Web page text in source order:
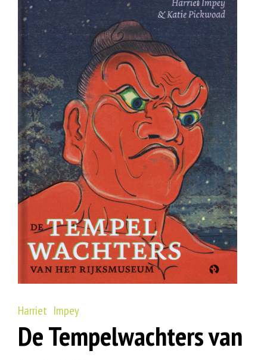
Harriet Impey
De Tempelwachters van